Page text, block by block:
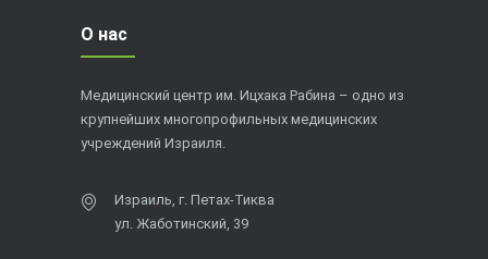
О нас
Медицинский центр им. Ицхака Рабина – одно из
крупнейших многопрофильных медицинских
учреждений Израиля.
Израиль, г. Петах-Тиква
ул. Жаботинский, 39